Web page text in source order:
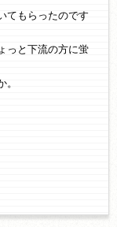
てもらったのです
っと下流の方に蛍